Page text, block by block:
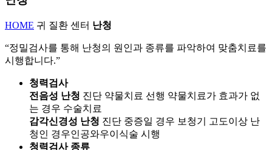
HOME 귀 질환 센터 난청
“정밀검사를 통해 난청의 원인과 종류를 파악하여 맞춤치료를
시행합니다.”
청력검사
전음성 난청 진단 약물치료 선행 약물치료가 효과가 없
는 경우 수술치료
감각신경성 난청 진단 중증일 경우 보청기
고도이상 난
청인 경우인공와우이식술 시행
청력검사 종류